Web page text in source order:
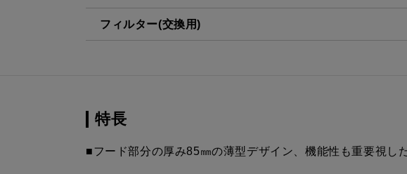
フィルター(交換用)
特長
■フード部分の厚み85㎜の薄型デザイン、機能性も重要視し